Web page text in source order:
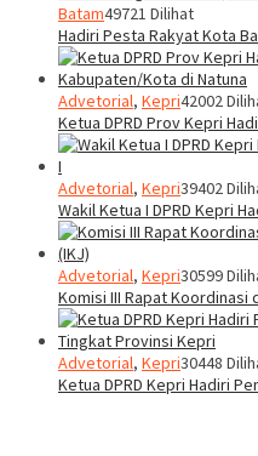
Batam49721 Dilihat
Hadiri Pesta Rakyat Kota
Advetorial, Kepri42002
Ketua DPRD Prov Kepri
Advetorial, Kepri39402
Wakil Ketua I DPRD Kepri
Advetorial, Kepri30599
Komisi III Rapat Koordinasi
Advetorial, Kepri30448
Ketua DPRD Kepri Hadiri